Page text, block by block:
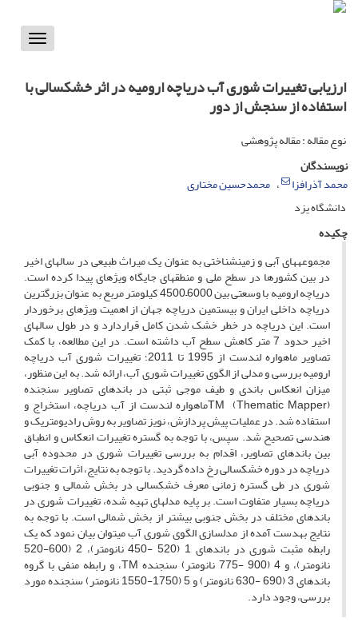
Toggle
ارزیابی تغییرات شوری آب دریاچه ارومیه در اثر خشکسالی با
استفاده از سنجش از دور
نوع مقاله : مقاله پژوهشی
نویسندگان
محمد آذرافزا
محمدحسین مختاری
دانشگاه یزد
چکیده
مجموعه­های آبی و زمین­شناختی به عنوان یک میراث طبیعی در سال­های اخیر
در بین کشورها در سطح ملی و منطقه­ای جایگاه ویژه­ای پیدا کرده­ است.
دریاچه ارومیه با وسعتی بین 6000–4500 کیلومتر ­مربع به عنوان بزرگ­ترین
دریاچه داخلی ایران و بیستمین دریاچه جهان از اهمیت ویژه­ای برخوردار
است. این دریاچه در خطر خشک ­شدن کامل قراردارد و در طول سال­های
اخیر حدود 7 متر کاهش سطح آب داشته است. در این مطالعه، با کمک
تصاویر ماهواره لندست از 1995 تا 2011؛ تغییرات شوری آب دریاچه
ارومیه بررسی و مدلی از الگوی تغییرات شوری آب، ارائه شد. به این منظور،
میزان انعکاس باندی و طیف موجی ثبتی در باندهای تصاویر سنجنده
(Thematic Mapper) TMماهواره لندست از آب دریاچه، استخراج و
استفاده شد. در عملیات پیش پردازش، نویز تصاویر به روش رادیومتریک و
هندسی تصحیح شد. سپس، با توجه به گستره تغییرات انعکاس و انطباق
بین باندهای تصاویر، اقدام به بررسی تغییرات شوری در محدوده آبی
دریاچه در دوره خشکسالی رخ داده گردید. با توجه به نتایج، اثرات تغییرات
شوری در طی گستره زمانی معرف خشکسالی در بخش شمالی و جنوبی
دریاچه بسیار متفاوت است. بر پایه مدل­های تهیه شده، تغییرات شوری در
باندهای مختلف در بخش جنوبی بیشتر از بخش شمالی است. با توجه به
نتایج به­دست آمده از مدل­سازی الگوی شوری آب می­توان بیان نمود که یک
رابطه مثبت شوری در باندهای 1 (520 -450 نانومتر)، 2 (600-520
نانومتر)، و 4 (900 -775 نانومتر) سنجنده TM، و رابطه منفی با گروه
باندهای 3 (690 -630 نانومتر) و 5 (1750-1550 نانومتر) سنجنده مورد
بررسی، وجود دارد.